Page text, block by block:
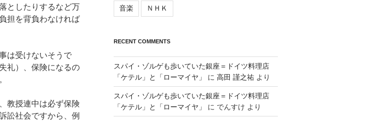
としたりするなど万
担を背負わなければ
は受けないそうで
礼）、保険になるの
教授連中は必ず保険
訟社会ですから、例
音楽 ＮＨＫ
RECENT COMMENTS
スパイ・ゾルゲも歩いていた銀座＝ドイツ料理店
「ケテル」と「ローマイヤ」
に 高田 謹之祐より
スパイ・ゾルゲも歩いていた銀座＝ドイツ料理店
「ケテル」と「ローマイヤ」
に でんすけ より